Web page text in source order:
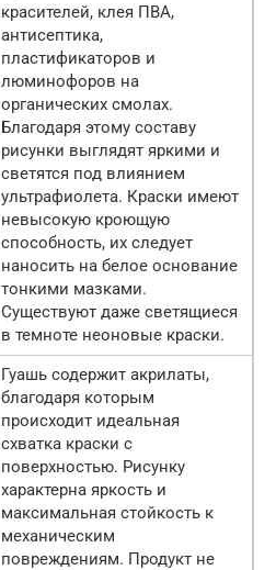
красителей, клея ПВА,
антисептика,
пластификаторов и
люминофоров на
органических смолах.
Благодаря этому составу
рисунки выглядят яркими и
светятся под влиянием
ультрафиолета. Краски имеют
невысокую кроющую
способность, их следует
наносить на белое основание
тонкими мазками.
Существуют даже светящиеся
в темноте неоновые краски.
Гуашь содержит акрилаты,
благодаря которым
происходит идеальная
схватка краски с
поверхностью. Рисунку
характерна яркость и
максимальная стойкость к
механическим
повреждениям. Продукт не